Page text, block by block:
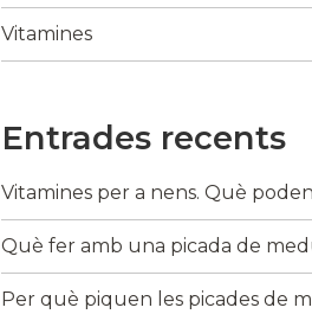
Vitamines
Entrades recents
Vitamines per a nens. Què
Què fer amb una picada de
Per què piquen les picades de